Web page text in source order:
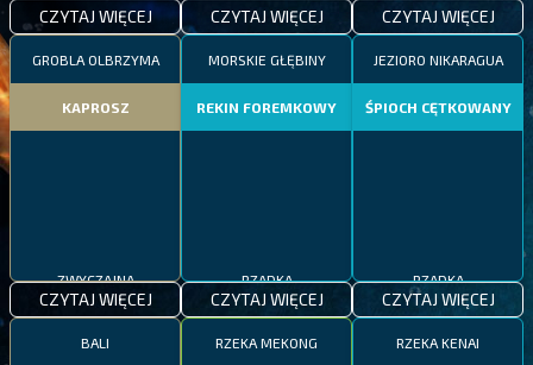
CZYTAJ WIĘCEJ CZYTAJ WIĘCEJ CZYTAJ WIĘCEJ
GROBLA OLBRZYMA
KAPROSZ
ZWYCZAJNA
CZYTAJ WIĘCEJ
MORSKIE GŁĘBINY
REKIN FOREMKOWY
RZADKA
CZYTAJ WIĘCEJ
JEZIORO NIKARAGUA
ŚPIOCH CĘTKOWANY
RZADKA
CZYTAJ WIĘCEJ
BALI RZEKA MEKONG RZEKA KENAI